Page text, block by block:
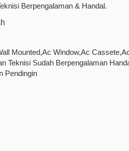
Berpengalaman & Handal.
Mounted,Ac Window,Ac
Teknisi Sudah Berpengalaman
Pendingin